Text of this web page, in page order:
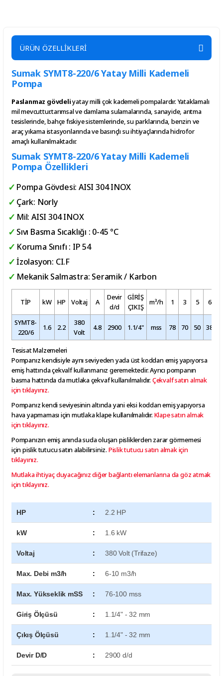
1.1/4''
Te
ÜRÜN ÖZELLİKLERİ
Sumak SYMT8-220/6 Yatay Milli Kademeli
Pompa
Paslanmaz gövdeliyatay milli çok kademeli pompalardır. Yataklamalı
mil mevcuttur.tarımsal ve damlama sulamalarında, sanayide, arıtma
tesislerinde, bahçe fıskiye sistemlerinde, su parklarında, benzin ve
araç yıkama istasyonlarında ve basınçlı su ihtiyaçlarında hidrofor
amaçlı kullanılmaktadır.
Sumak SYMT8-220/6 Yatay Milli Kademeli
Pompa Özellikleri
Pompa Gövdesi: AISI 304 INOX
Çark: Norly
Mil: AISI 304 INOX
Sıvı Basma Sıcaklığı : 0-45 °C
Koruma Sınıfı : IP 54
İzolasyon: CI.F
Mekanik Salmastra: Seramik / Karbon
TİP kW HP Voltaj A
Devir
d/d
GİRİŞ
ÇIKIŞ
m³/h 1 3 5 6
SYMT8-
220/6
1.6 2.2
380
Volt
4.8 2900 1.1/4" mss 78 70 50 38
Tesisat Malzemeleri
Pompanız kendisiyle aynı seviyeden yada üst koddan emiş yapıyorsa
emiş hattında çekvalf kullanmanız geremektedir. Ayrıcı pompanın
basma hattında da mutlaka çekvaf kullanılmalıdır. Çekvalf satın almak
için tıklayınız.
Pompanız kendi seviyesinin altında yani eksi koddan emiş yapıyorsa
hava yapmaması için mutlaka klape kullanılmalıdır. Klape satın almak
için tıklayınız.
Pompanızın emiş anında suda oluşan pisliklerden zarar görmemesi
için pislik tutucu satın alabilirsiniz. Pislik tutucu satın almak için
tıklayınız.
Mutlaka ihtiyaç duyacağınız diğer bağlantı elemanlarına da göz atmak
için tıklayınız.
HP : 2.2 HP
kW : 1.6 kW
Voltaj : 380 Volt (Trifaze)
Max. Debi m3/h : 6-10 m3/h
Max. Yükseklik mSS : 76-100 mss
Giriş Ölçüsü : 1.1/4" - 32 mm
Çıkış Ölçüsü : 1.1/4" - 32 mm
Devir D/D : 2900 d/d